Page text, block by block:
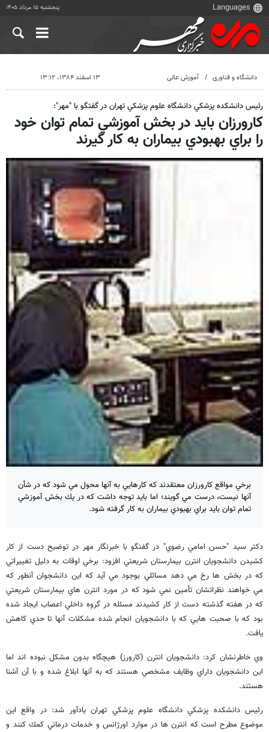
پنجشنبه ۱۵ مرداد ۱۴۰۵
دانشگاه و فناوری آموزش عالی ۱۳ اسفند ۱۳۸۴، ۱۳:۱۲
رئيس دانشكده پزشكي دانشگاه علوم پزشكي تهران در گفتگو با "مهر":
كارورزان بايد در بخش آموزشي تمام توان خود
را براي بهبودي بيماران به كار گيرند
برخي مواقع كارورزان معتقدند كه كارهايي به آنها محول مي شود كه در شأن
آنها نيست، درست مي گويند؛ اما بايد توجه داشت كه در يك بخش آموزشي
تمام توان بايد براي بهبودي بيماران به كار گرفته شود.
دكتر سيد "حسن امامي رضوي" در گفتگو با خبرنگار مهر در توضيح دست از كار
كشيدن دانشجويان انترن بيمارستان شريعتي افزود: برخي اوقات به دليل تغييراتي
كه در بخش ها رخ مي دهد مسائلي بوجود مي آيد كه اين دانشجوان آنطور كه
مي خواهند نظراتشان تأمين نمي شود كه در مورد انترن هاي بيمارستان شريعتي
كه در هفته گذشته دست از كار كشيدند مسئله در گروه داخلي اعصاب ايجاد شده
بود كه با صحبت هايي كه با دانشجويان انجام شده مشكلات آنها تا حدي كاهش
يافت.
وي خاطرنشان كرد: دانشجويان انترن (كارورز) هيچگاه بدون مشكل نبوده اند اما
اين دانشجويان داراي وظايف مشخصي هستند كه به آنها ابلاغ شده و با آن آشنا
هستند.
رئيس دانشكده پزشكي دانشگاه علوم پزشكي تهران يادآور شد: در واقع اين
موضوع مطرح است كه انترن ها در موارد اورژانس و خدمات درماني كمك كنند و